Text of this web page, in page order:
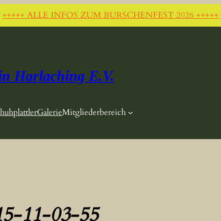
+++++ ALLE INFOS ZUM BURSCHENFEST 2026 +++++
Harlaching E.V.
GalerieMitgliederbereich
11-03-55